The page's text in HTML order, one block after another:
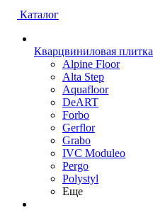
Каталог
Кварцвиниловая плитка
Alpine Floor
Alta Step
Aquafloor
DeART
Forbo
Gerflor
Grabo
IVC Moduleo
Pergo
Polystyl
Еще